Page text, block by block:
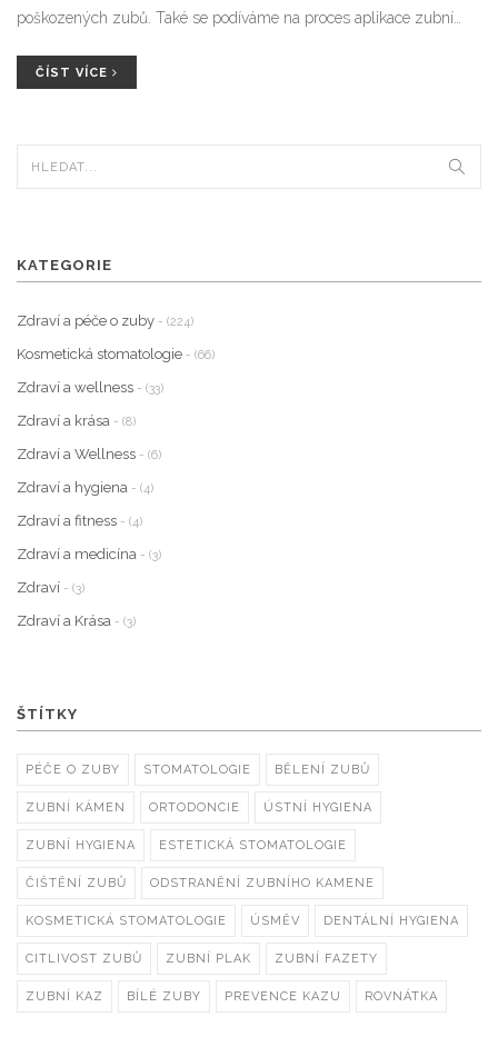
poškozených zubů. Také se podíváme na proces aplikace zubní
zuby.
ČÍST VÍCE
KATEGORIE
Zdraví a péče o zuby - (224)
Kosmetická stomatologie - (66)
Zdraví a wellness - (33)
Zdraví a krása - (8)
Zdraví a Wellness - (6)
Zdraví a hygiena - (4)
Zdraví a fitness - (4)
Zdraví a medicína - (3)
Zdraví - (3)
Zdraví a Krása - (3)
ŠTÍTKY
PÉČE O ZUBY STOMATOLOGIE BĚLENÍ ZUBŮ
ZUBNÍ KÁMEN ORTODONCIE ÚSTNÍ HYGIENA
ZUBNÍ HYGIENA ESTETICKÁ STOMATOLOGIE
ČIŠTĚNÍ ZUBŮ ODSTRANĚNÍ ZUBNÍHO KAMENE
KOSMETICKÁ STOMATOLOGIE ÚSMĚV DENTÁLNÍ HYGIENA
CITLIVOST ZUBŮ ZUBNÍ PLAK ZUBNÍ FAZETY
ZUBNÍ KAZ BÍLÉ ZUBY PREVENCE KAZU ROVNÁTKA